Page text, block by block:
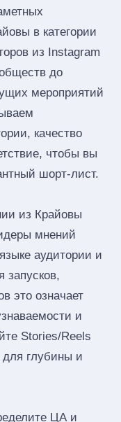
в категории
из Instagram
до
мероприятий
качество
чтобы вы
шорт‑лист.
из Крайовы
мнений
аудитории и
это означает
и
Stories/Reels
глубины и
ЦА и